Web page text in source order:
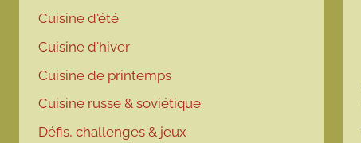
Cuisine d'été
Cuisine d'hiver
Cuisine de printemps
Cuisine russe & soviétique
Défis, challenges & jeux